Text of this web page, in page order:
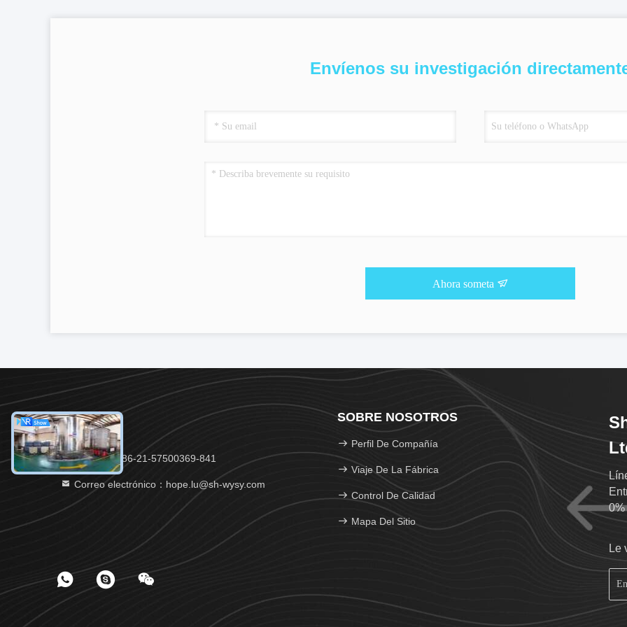
Envíenos su investigación
Ahora someta
Teléfono：86-21-57500369-841
Correo electrónico：hope.lu@sh-wysy.com
SOBRE NOSOTROS
Perfil De Compañía
Viaje De La Fábrica
Control De Calidad
Mapa Del Sitio
Le